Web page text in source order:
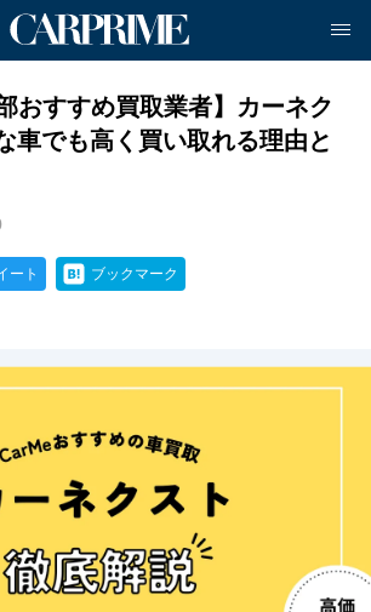
おすすめ買取業者】カーネク
車でも高く買い取れる理由と
ート ブックマーク